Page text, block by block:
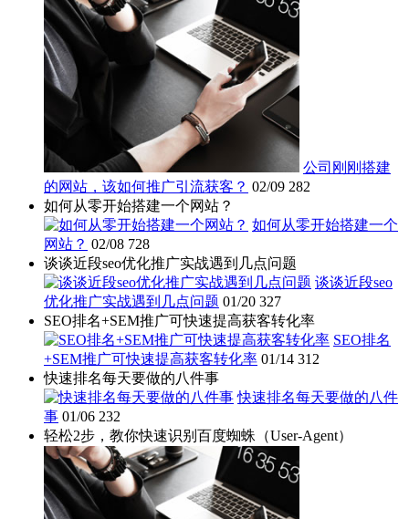
公司刚刚搭建
的网站，该如何推广引流获客？ 02/09 282
如何从零开始搭建一个网站？
如何从零开始搭建一个
网站？ 02/08 728
谈谈近段seo优化推广实战遇到几点问题
谈谈近段seo
优化推广实战遇到几点问题 01/20 327
SEO排名+SEM推广可快速提高获客转化率
SEO排名
+SEM推广可快速提高获客转化率 01/14 312
快速排名每天要做的八件事
快速排名每天要做的八件
事 01/06 232
轻松2步，教你快速识别百度蜘蛛（User-Agent）